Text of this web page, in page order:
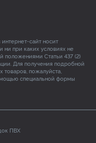
сайт носит
при каких условиях не
положениями Статьи 437 (2)
Для получения подробной
товаров, пожалуйста,
специальной формы
ПВХ